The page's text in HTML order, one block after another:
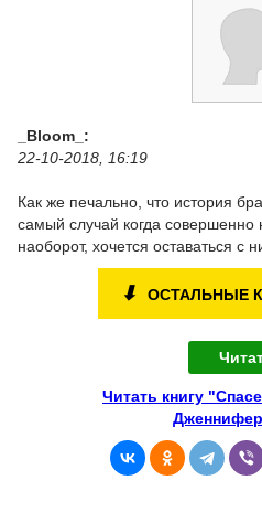
_Bloom_:
22-10-2018, 16:19
Как же печально, что история
самый случай когда совершенно
наоборот, хочется оставаться с
⬇ ОСТАЛЬНЫЕ
Читать книгу